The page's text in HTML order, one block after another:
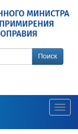
Поиск